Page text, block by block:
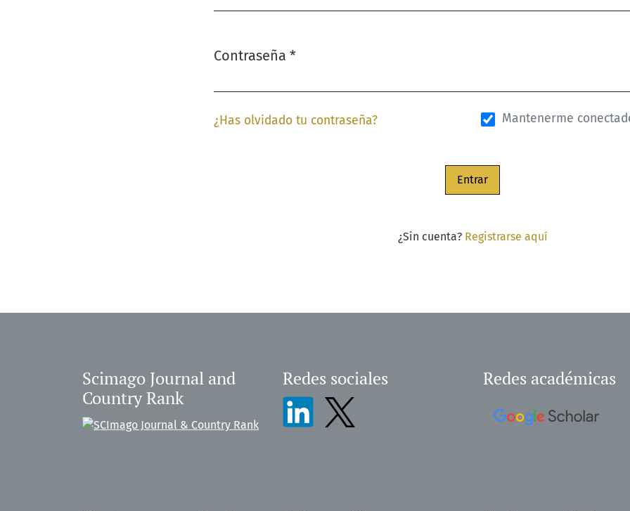
Contraseña *
¿Has olvidado tu contraseña? Mantenerme
Entrar
¿Sin cuenta? Registrarse aquí
Scimago Journal and
Country Rank
Redes sociales Redes académicas